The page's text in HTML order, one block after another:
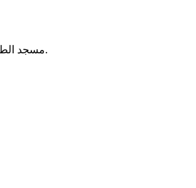
مسجد الطرش أولاد بن طاعة يقع في مدينة القنيطرة بالمغرب، ويخدم سكان المنطقة المجاورة للصلاة والأنشطة الدينية. لا تتوفر معلومات إضافية موثقة حول تاريخه أو خدماته.